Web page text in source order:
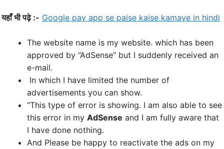
यहाँ भी पढ़े :- Google pay app se paise kaise kamaye in hindi
The website name is my website. which has been
approved by “AdSense” but I suddenly received an
e-mail.
In which I have limited the number of
advertisements you can show.
“This type of error is showing. I am also able to see
this error in my AdSense and I am fully aware that
I have done nothing.
And Please be happy to reactivate the ads on my